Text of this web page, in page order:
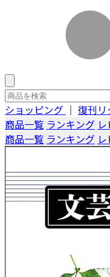
ショッピング ｜ 復刊リ
商品一覧 ランキング
商品一覧 ランキング